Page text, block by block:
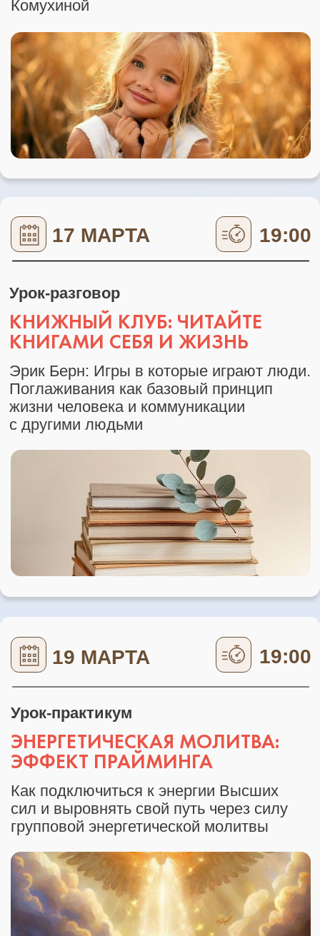
Как подключиться к энергии Высших
сил и выровнять свой путь через силу
групповой энергетической молитвы
ДВЕРЕЙ ВЫ:
Посмотрите на понятие энергии как
и узнаете, как вы можете
её дополнительнополучать через тело,
ритм, мышление, среду и духовную опору
Расширите профессиональное
видение через мастермайнд и разбор
получите объёмный взгляд
на свою практику и увидите новые
ощущение тупика
поддерживающую встречу, круг Рейки
почувствуете разницу между
индивидуальной работой и коллективным
полем, которое усиливает энергию
Познакомитесь с форматом
Книжного клуба и научитесь читать
книги как инструмент самопознания
и изменения жизненных сценариев
Углубите понимание внутренних
процессов через тему детства и работу
сценарии влияют на проявленность,